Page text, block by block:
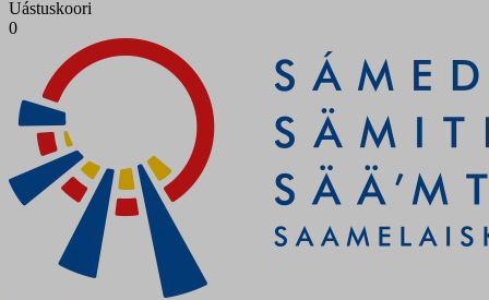
Uástuskoori
0